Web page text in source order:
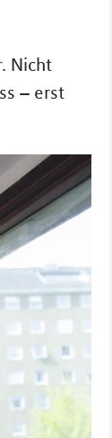
Nicht
– erst